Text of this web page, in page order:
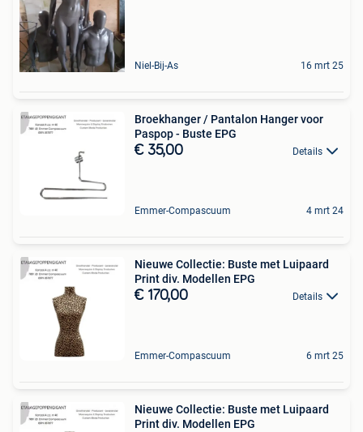
Niel-Bij-As 16 mrt 25
Broekhanger / Pantalon Hanger voor
Paspop - Buste EPG
€ 35,00 Details
Emmer-Compascuum 4 mrt 24
Nieuwe Collectie: Buste met Luipaard
Print div. Modellen EPG
€ 170,00 Details
Emmer-Compascuum 6 mrt 25
Nieuwe Collectie: Buste met Luipaard
Print div. Modellen EPG